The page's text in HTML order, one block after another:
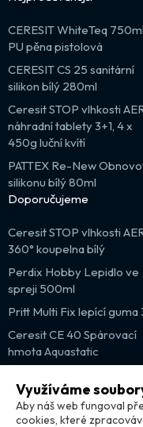
CERESIT WhiteTeq 750ml
PU pěna pistolová
CERESIT CS 25 sanitární
silikon bílý 280ml
Ceresit STOP vlhkosti
náhradní tablety 3+1, 4 x
450g luční kvítí
PATTEX Re-New
silikonu bílý 80ml
Doporučujeme
Ceresit STOP vlhkosti
360° koupelna bílý
Perdix Hobby Lepidlo ve
spreji 500ml
Pritt Multi Fix lepící guma
Ceresit CE 40 Spárovací
hmota Aquastatic
Partnerské weby
Využíváme
Aby náš web fungoval
cookies, které